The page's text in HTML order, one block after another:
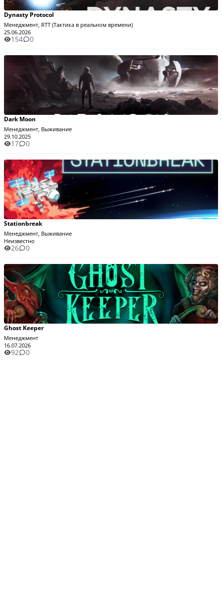
Dynasty Protocol
Менеджмент, RTT (Тактика в реальном времени)
25.06.2026
154 0
Dark Moon
Менеджмент, Выживание
29.10.2025
17 0
Stationbreak
Менеджмент, Выживание
Неизвестно
26 0
Ghost Keeper
Менеджмент
16.07.2026
92 0